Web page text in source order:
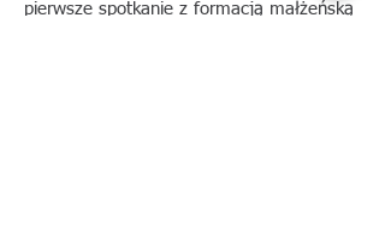
pierwsze spotkanie z formacją małżeńską